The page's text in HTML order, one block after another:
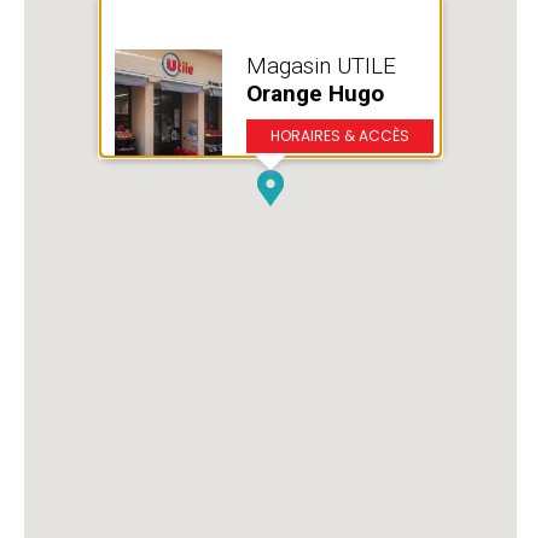
Magasin UTILE
Orange Hugo
HORAIRES & ACCÈS